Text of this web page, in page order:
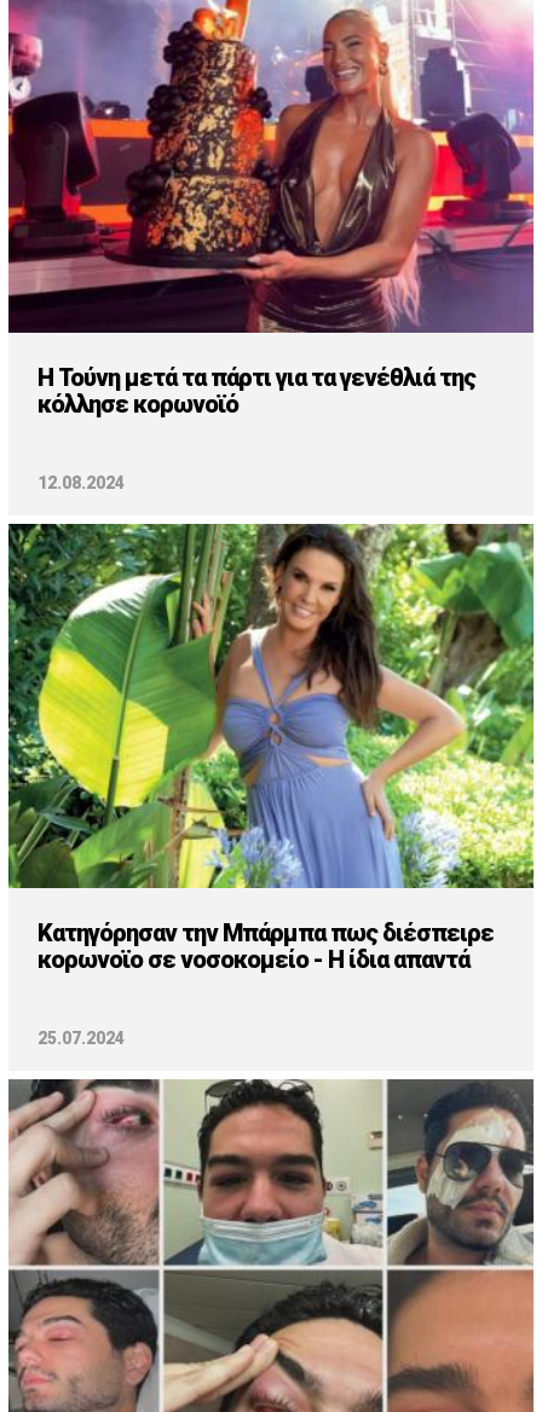
ΣΥΝΔΕΣΜΟΙ
Tv
Πρώτο
Style
H Τούνη μετά τα πάρτι για τα γενέθλιά της
κόλλησε κορωνοϊό
12.08.2024
Κατηγόρησαν την Μπάρμπα πως διέσπειρε
κορωνοϊο σε νοσοκομείο - Η ίδια απαντά
25.07.2024